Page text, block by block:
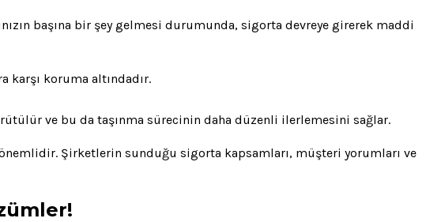
başına bir şey gelmesi durumunda, sigorta devreye girerek maddi
karşı koruma altındadır.
ve bu da taşınma sürecinin daha düzenli ilerlemesini sağlar.
Şirketlerin sunduğu sigorta kapsamları, müşteri yorumları ve